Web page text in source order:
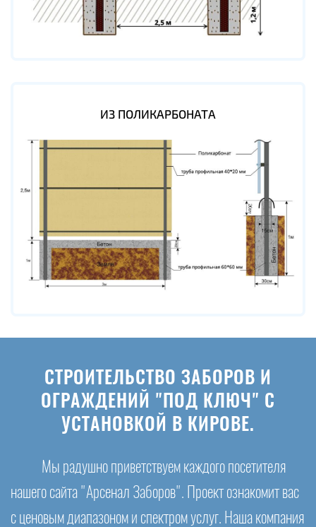
ИЗ ПОЛИКАРБОНАТА
СТРОИТЕЛЬСТВО ЗАБОРОВ И
ОГРАЖДЕНИЙ "ПОД КЛЮЧ" С
УСТАНОВКОЙ В КИРОВЕ.
Мы радушно приветствуем каждого посетителя
нашего сайта "Арсенал Заборов". Проект ознакомит вас
с ценовым диапазоном и спектром услуг. Наша компания